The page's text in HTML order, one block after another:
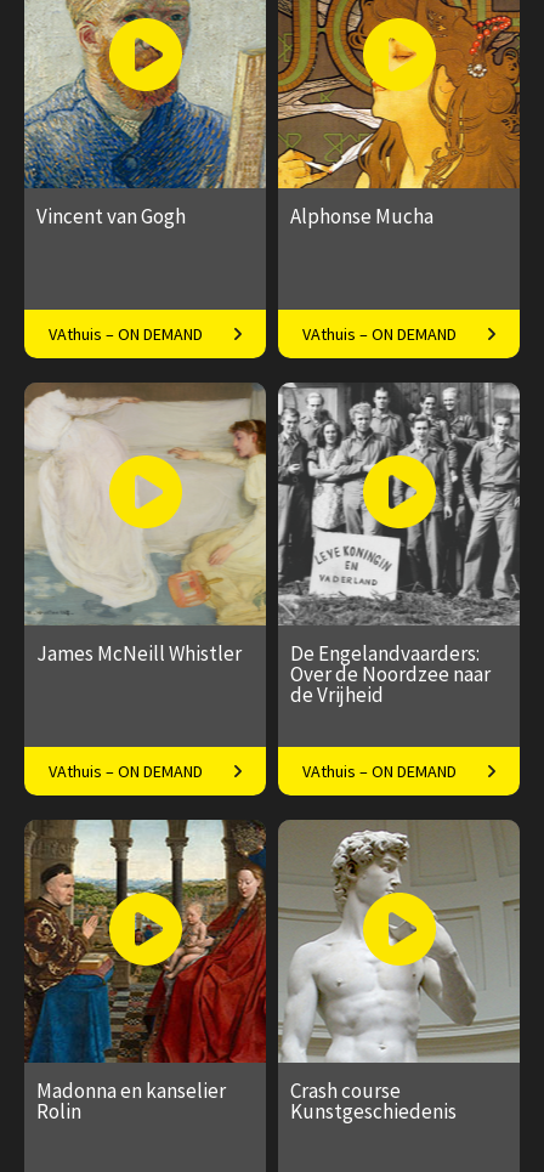
Speeltijd 10 uur
Speeltijd 13 uur
Vincent van Gogh
€ 17.50
4
afleveringen
Speeltijd 1 uur
VAthuis – ON DEMAND
Alphonse Mucha
€ 17.50
4
afleveringen
Speeltijd 1 uur
VAthuis – ON DEMAND
James McNeill Whistler
€ 17.50
4
afleveringen
Speeltijd 1 uur
VAthuis – ON DEMAND
De Engelandvaarders:
Over de Noordzee naar
de Vrijheid
de Engelandvaarders.
€ 17.50
afleveringen
Speeltijd 1 uur
VAthuis – ON DEMAND
Madonna en kanselier
Rolin
Crash course
Kunstgeschiedenis